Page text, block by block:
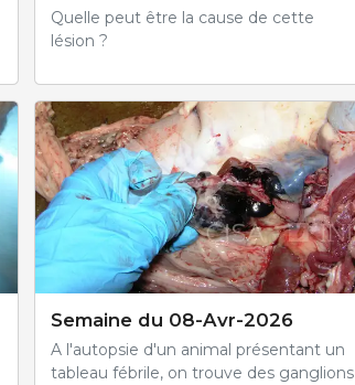
Quelle peut être la cause de cette
lésion ?
Semaine du 08-Avr-2026
A l'autopsie d'un animal présentant un
tableau fébrile, on trouve des ganglions